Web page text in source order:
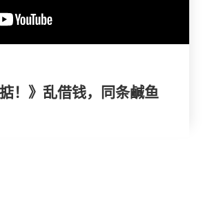
！》乱借钱，同条鹹鱼